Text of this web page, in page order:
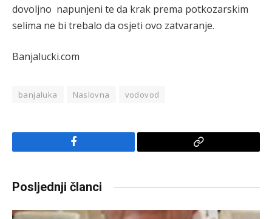
dovoljno napunjeni te da krak prema potkozarskim
selima ne bi trebalo da osjeti ovo zatvaranje.
Banjalucki.com
banjaluka Naslovna vodovod
Facebook
Copy
Posljednji članci